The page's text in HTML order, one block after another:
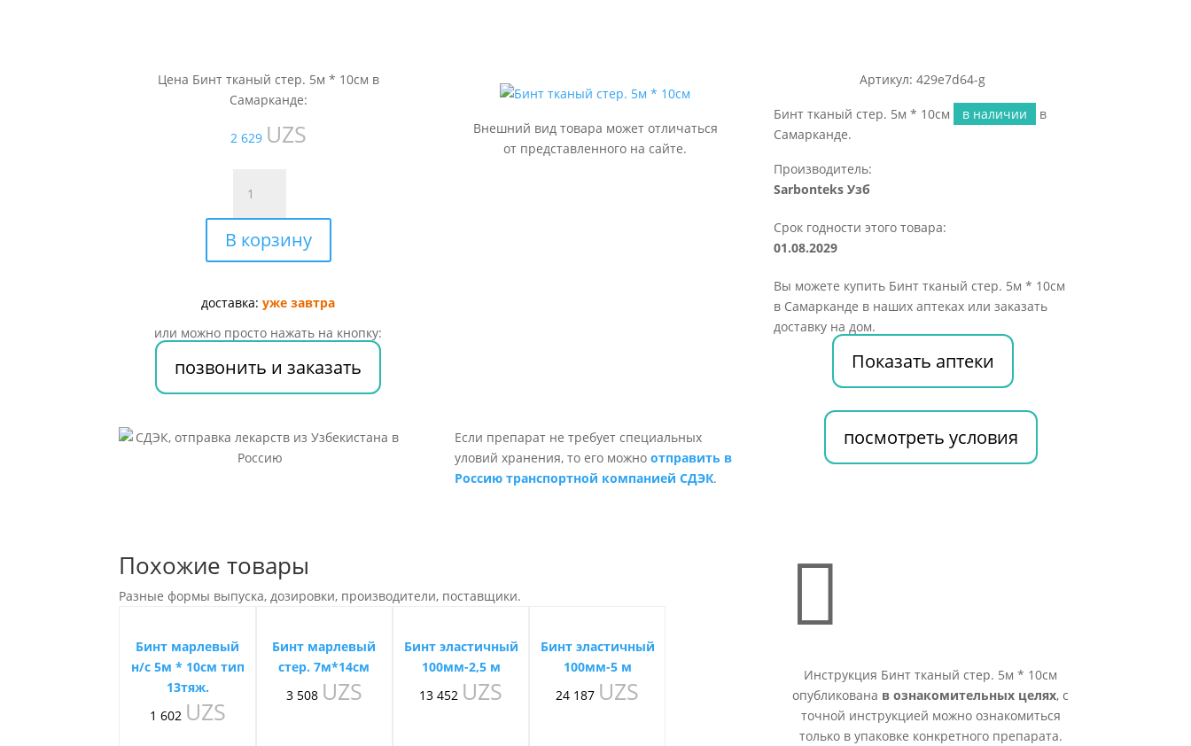
Цена Бинт тканый стер. 5м * 10см в
Самарканде:
2 629 UZS
товара
Бинт
тканый
стер.
*
В корзину
доставка:уже завтра
или можно просто нажать на кнопку:
позвонить и заказать
Внешний вид товара может отличаться
от представленного на сайте.
Артикул: 429e7d64-g
Бинт тканый стер. 5м * 10см в наличии
в
Самарканде.
Производитель:
Sarbonteks Узб
Срок годности этого товара:
01.08.2029
Вы можете купить Бинт тканый стер. 5м * 10см
в Самарканде в наших аптеках или заказать
доставку на дом.
Показать аптеки
Если препарат не требует специальных
уловий хранения, то его можно отправить в
Россию транспортной компанией СДЭК.
посмотреть условия
Похожие товары
Разные формы выпуска, дозировки, производители, поставщики.
Бинт марлевый
н/с 5м * 10см тип
13тяж.
1 602 UZS
Бинт марлевый
стер. 7м*14см
3 508 UZS
Бинт эластичный
100мм-2,5 м
13 452 UZS
Бинт эластичный
100мм-5 м
24 187 UZS

Инструкция Бинт тканый стер. 5м * 10см
опубликована в ознакомительных целях, с
точной инструкцией можно ознакомиться
только в упаковке конкретного препарата.